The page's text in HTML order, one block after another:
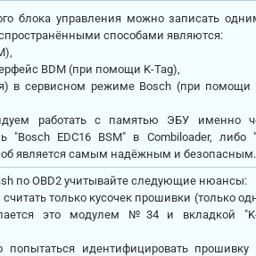
блока управления можно записать
способами являются:
BDM (при помощи K-Tag),
в сервисном режиме Bosch (при помощи
работать с памятью ЭБУ именно
EDC16 BSM" в Combiloader, либо
является самым надёжным и безопасным.
по OBD2 учитывайте следующие нюансы:
только кусочек прошивки (только
это модулем №34 и вкладкой
идентифицировать прошивку